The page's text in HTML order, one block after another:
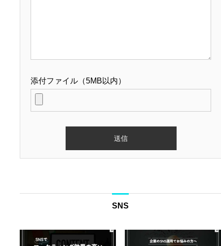
添付ファイル（5MB以内）
SNS